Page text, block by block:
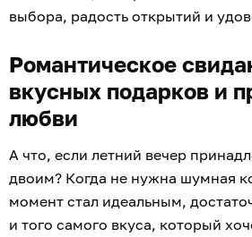
выбора, радость открытий и
Романтическое
вкусных подарков и
любви
А что, если летний вечер
двоим? Когда не нужна шумная
момент стал идеальным,
и того самого вкуса, который